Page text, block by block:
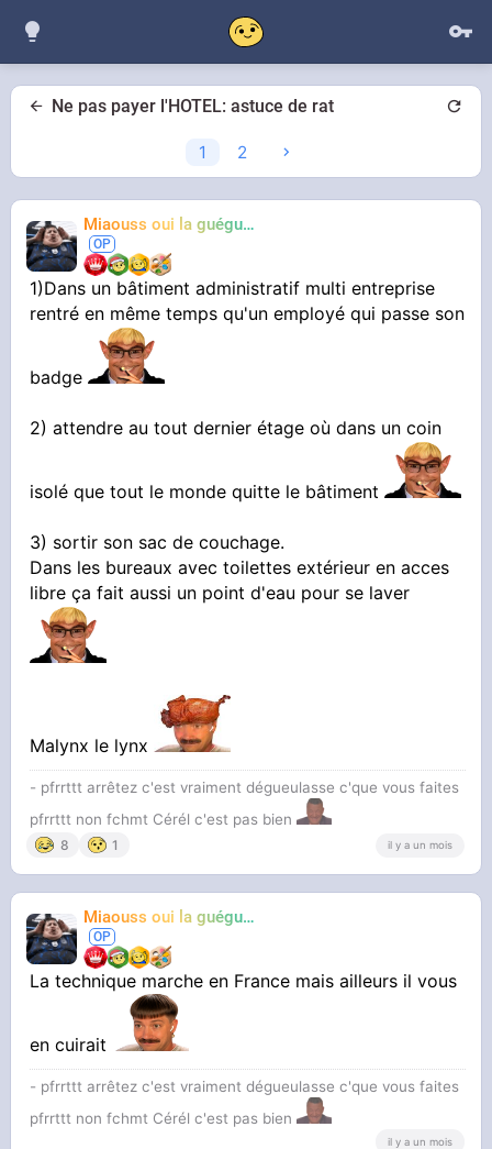
Ne pas payer l'HOTEL: astuce de rat
1 2
Miaouss oui la guéguérre
1)Dans un bâtiment administratif multi entreprise
rentré en même temps qu'un employé qui passe son
badge
2) attendre au tout dernier étage où dans un coin
isolé que tout le monde quitte le bâtiment
3) sortir son sac de couchage.
Dans les bureaux avec toilettes extérieur en acces
libre ça fait aussi un point d'eau pour se laver
Malynx le lynx
- pfrrttt arrêtez c'est vraiment dégueulasse c'que vous faites
pfrrttt non fchmt Cérél c'est pas bien
8 1 il y a un mois
Miaouss oui la guéguérre
La technique marche en France mais ailleurs il vous
en cuirait
- pfrrttt arrêtez c'est vraiment dégueulasse c'que vous faites
pfrrttt non fchmt Cérél c'est pas bien
il y a un mois